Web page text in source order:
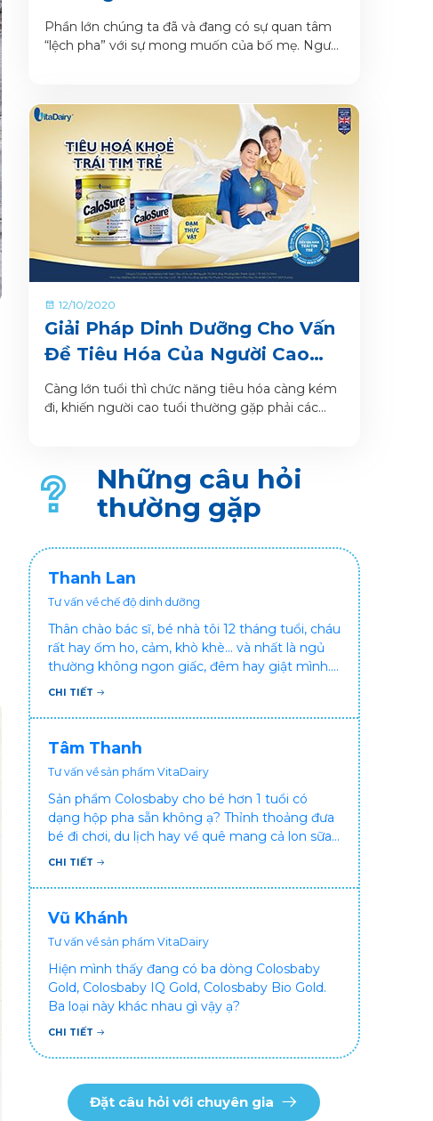
Thương Không Còn Lệch Pha
Phần lớn chúng ta đã và đang có sự quan tâm
“lệch pha” với sự mong muốn của bố mẹ. Người
và đúng cách.
12/10/2020
Giải Pháp Dinh Dưỡng Cho Vấn
Đề Tiêu Hóa Của Người Cao
Tuổi
Càng lớn tuổi thì chức năng tiêu hóa càng kém
đi, khiến người cao tuổi thường gặp phải các
miệng… Tình trạng này kéo dài, không được cải
thiện sẽ ảnh hưởng đến dinh dưỡng cho cơ thể
và chất lượng cuộc sống của người cao tuổi.
Những câu hỏi
thường gặp
Thanh Lan
Tư vấn về chế độ dinh dưỡng
Thân chào bác sĩ, bé nhà tôi 12 tháng tuổi, cháu
rất hay ốm ho, cảm, khò khè... và nhất là ngủ
thường không ngon giấc, đêm hay giật mình.
Vậy xin hỏi bác sĩ, bé bị tình trạng vậy nên làm
ạ? Thấy cháu vậy gia đình ai cũng xót, mẹ cũng
cực vì chăm cháu hay ốm ạ?. Cảm ơn bác sĩ.
CHI TIẾT
Tâm Thanh
Tư vấn về sản phẩm VitaDairy
Sản phẩm Colosbaby cho bé hơn 1 tuổi có
dạng hộp pha sẵn không ạ? Thỉnh thoảng đưa
bé đi chơi, du lịch hay về quê mang cả lon sữa
khá bất tiện mà mình không muốn đổi cho bé
hưởng sức khỏe!
CHI TIẾT
Vũ Khánh
Tư vấn về sản phẩm VitaDairy
Hiện mình thấy đang có ba dòng Colosbaby
Gold, Colosbaby IQ Gold, Colosbaby Bio Gold.
Ba loại này khác nhau gì vậy ạ?
CHI TIẾT
Đặt câu hỏi với chuyên gia